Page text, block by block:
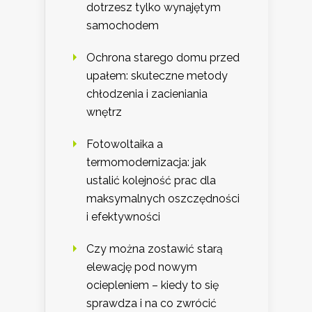
dotrzesz tylko wynajętym
samochodem
Ochrona starego domu przed
upałem: skuteczne metody
chłodzenia i zacieniania
wnętrz
Fotowoltaika a
termomodernizacja: jak
ustalić kolejność prac dla
maksymalnych oszczędności
i efektywności
Czy można zostawić starą
elewację pod nowym
ociepleniem – kiedy to się
sprawdza i na co zwrócić